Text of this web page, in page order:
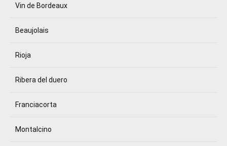
Vin de Bordeaux
Beaujolais
Rioja
Ribera del duero
Franciacorta
Montalcino